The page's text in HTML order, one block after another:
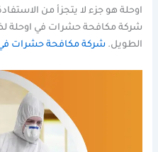
اوحلة هو جزء لا يتجزأ من
شركة مكافحة حشرات في اوحلة
الطويل.شركة مكافحة حشرات في